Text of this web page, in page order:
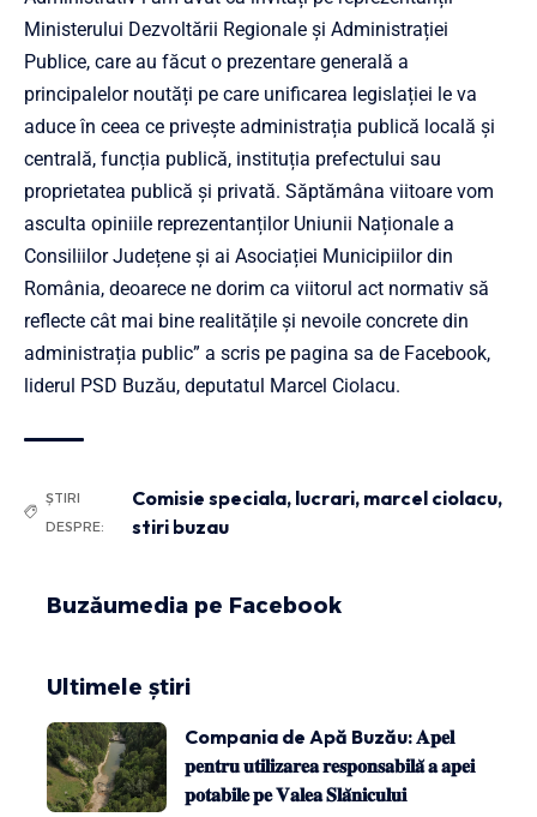
Ministerului Dezvoltării Regionale și Administrației
Publice, care au făcut o prezentare generală a
principalelor noutăți pe care unificarea legislației le va
aduce în ceea ce privește administrația publică locală și
centrală, funcția publică, instituția prefectului sau
proprietatea publică și privată. Săptămâna viitoare vom
asculta opiniile reprezentanților Uniunii Naționale a
Consiliilor Județene și ai Asociației Municipiilor din
România, deoarece ne dorim ca viitorul act normativ să
reflecte cât mai bine realitățile și nevoile concrete din
administrația public” a scris pe pagina sa de Facebook,
liderul PSD Buzău, deputatul Marcel Ciolacu.
ȘTIRI
DESPRE:
Comisie speciala, lucrari, marcel ciolacu,
stiri buzau
Buzăumedia pe Facebook
Ultimele știri
Compania de Apă Buzău: 𝐀𝐩𝐞𝐥
𝐩𝐞𝐧𝐭𝐫𝐮 𝐮𝐭𝐢𝐥𝐢𝐳𝐚𝐫𝐞𝐚 𝐫𝐞𝐬𝐩𝐨𝐧𝐬𝐚𝐛𝐢𝐥𝐚̆ 𝐚 𝐚𝐩𝐞𝐢
𝐩𝐨𝐭𝐚𝐛𝐢𝐥𝐞 𝐩𝐞 𝐕𝐚𝐥𝐞𝐚 𝐒𝐥𝐚̆𝐧𝐢𝐜𝐮𝐥𝐮𝐢